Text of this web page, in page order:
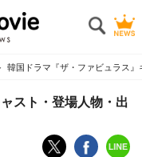
韓国ドラマ『ザ・ファビュラス
スト・登場人物・出